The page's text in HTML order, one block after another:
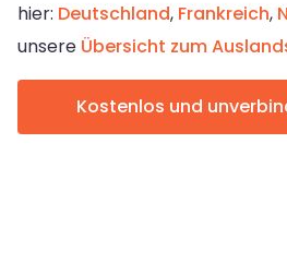
hier: Deutschland, Frankreich,
unsere Übersicht zum
Kostenlos und